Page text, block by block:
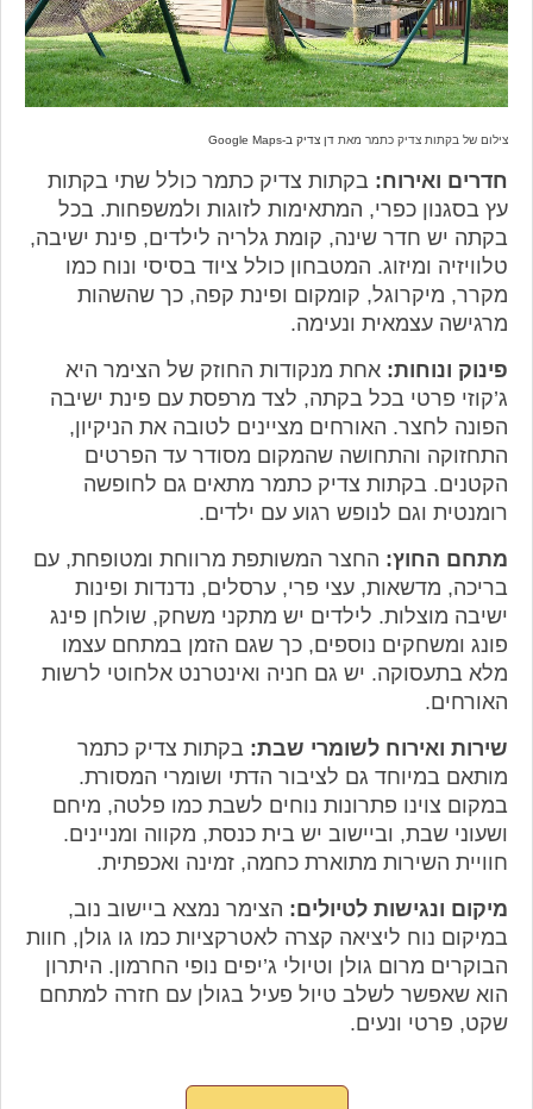
צילום של בקתות צדיק כתמר מאת דן צדיק ב-Google Maps
חדרים ואירוח: בקתות צדיק כתמר כולל שתי בקתות
עץ בסגנון כפרי, המתאימות לזוגות ולמשפחות. בכל
בקתה יש חדר שינה, קומת גלריה לילדים, פינת ישיבה,
טלוויזיה ומיזוג. המטבחון כולל ציוד בסיסי ונוח כמו
מקרר, מיקרוגל, קומקום ופינת קפה, כך שהשהות
מרגישה עצמאית ונעימה.
פינוק ונוחות: אחת מנקודות החוזק של הצימר היא
ג’קוזי פרטי בכל בקתה, לצד מרפסת עם פינת ישיבה
הפונה לחצר. האורחים מציינים לטובה את הניקיון,
התחזוקה והתחושה שהמקום מסודר עד הפרטים
הקטנים. בקתות צדיק כתמר מתאים גם לחופשה
רומנטית וגם לנופש רגוע עם ילדים.
מתחם החוץ: החצר המשותפת מרווחת ומטופחת, עם
בריכה, מדשאות, עצי פרי, ערסלים, נדנדות ופינות
ישיבה מוצלות. לילדים יש מתקני משחק, שולחן פינג
פונג ומשחקים נוספים, כך שגם הזמן במתחם עצמו
מלא בתעסוקה. יש גם חניה ואינטרנט אלחוטי לרשות
האורחים.
שירות ואירוח לשומרי שבת: בקתות צדיק כתמר
מותאם במיוחד גם לציבור הדתי ושומרי המסורת.
במקום צוינו פתרונות נוחים לשבת כמו פלטה, מיחם
ושעוני שבת, וביישוב יש בית כנסת, מקווה ומניינים.
חוויית השירות מתוארת כחמה, זמינה ואכפתית.
מיקום ונגישות לטיולים: הצימר נמצא ביישוב נוב,
במיקום נוח ליציאה קצרה לאטרקציות כמו גו גולן, חוות
הבוקרים מרום גולן וטיולי ג’יפים נופי החרמון. היתרון
הוא שאפשר לשלב טיול פעיל בגולן עם חזרה למתחם
שקט, פרטי ונעים.